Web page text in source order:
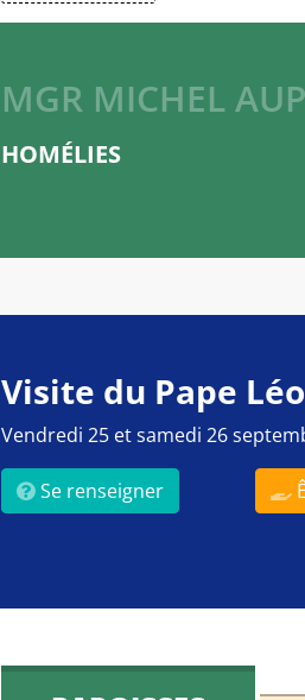
MGR MICHEL
HOMÉLIES
Visite du Pape
Vendredi 25 et samedi 26
Se renseigner